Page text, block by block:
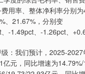
用率、整体净利率分别为
、21.67%，分别变
-1.49pct、-1.26pct、
我们预计，2025-2027
元，同比增速为14.79%/